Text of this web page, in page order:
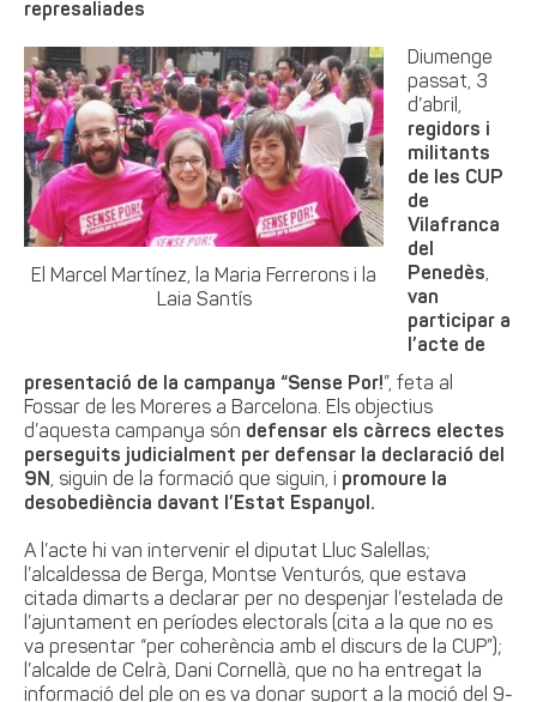
represaliades
El Marcel Martínez, la Maria Ferrerons i la
Laia Santís
Diumenge
passat, 3
d’abril,
regidors i
militants
de les CUP
de
Vilafranca
del
Penedès,
van
participar a
l’acte de
presentació de la campanya “Sense Por!”, feta al
Fossar de les Moreres a Barcelona. Els objectius
d’aquesta campanya són defensar els càrrecs electes
perseguits judicialment per defensar la declaració del
9N, siguin de la formació que siguin, i promoure la
desobediència davant l’Estat Espanyol.
A l’acte hi van intervenir el diputat Lluc Salellas;
l’alcaldessa de Berga, Montse Venturós, que estava
citada dimarts a declarar per no despenjar l’estelada de
l’ajuntament en períodes electorals (cita a la que no es
va presentar “per coherència amb el discurs de la CUP”);
l’alcalde de Celrà, Dani Cornellà, que no ha entregat la
informació del ple on es va donar suport a la moció del 9-